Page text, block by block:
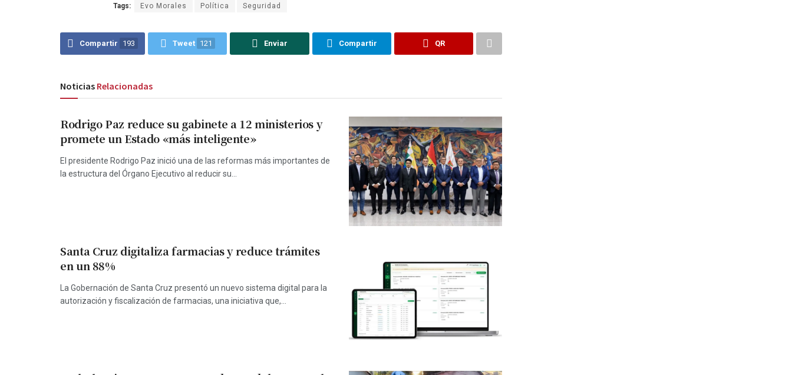
Tags: Evo Morales Política Seguridad
Compartir 193 Tweet 121 Enviar Compartir QR
Noticias Relacionadas
Rodrigo Paz reduce su gabinete a 12 ministerios y
promete un Estado «más inteligente»
El presidente Rodrigo Paz inició una de las reformas más importantes de
la estructura del Órgano Ejecutivo al reducir su...
Santa Cruz digitaliza farmacias y reduce trámites
en un 88%
La Gobernación de Santa Cruz presentó un nuevo sistema digital para la
autorización y fiscalización de farmacias, una iniciativa que,...